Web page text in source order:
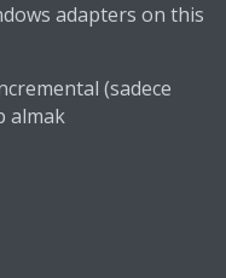
adapters on this
(sadece
almak